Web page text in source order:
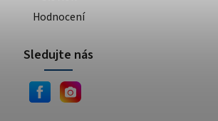
Hodnocení
Sledujte nás